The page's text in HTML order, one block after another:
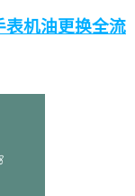
表机油更换全流